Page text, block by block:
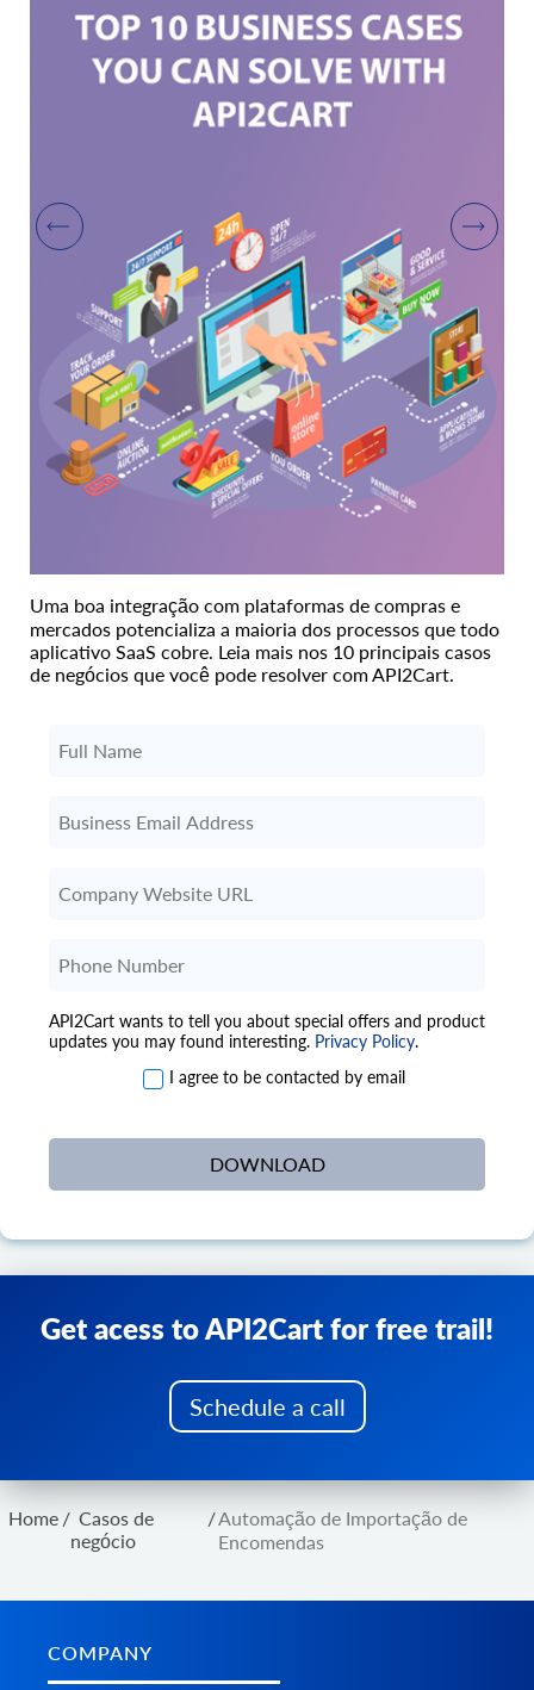
Uma boa integração com plataformas de compras e
mercados potencializa a maioria dos processos que todo
aplicativo SaaS cobre. Leia mais nos 10 principais casos
de negócios que você pode resolver com API2Cart.
API2Cart wants to tell you about special offers and product
updates you may found interesting. Privacy Policy.
I agree to be contacted by email
Get acess to API2Cart for free trail!
Schedule a call
Home / Casos de
negócio
/Automação de Importação de
Encomendas
COMPANY